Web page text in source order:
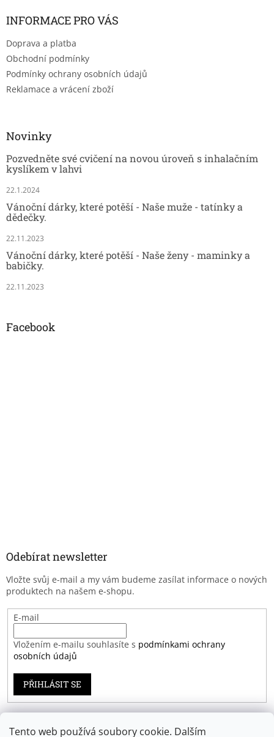
Tento web používá soubory cookie. Dalším
INFORMACE PRO VÁS
Doprava a platba
Obchodní podmínky
Podmínky ochrany osobních údajů
Reklamace a vrácení zboží
Novinky
Pozvedněte své cvičení na novou úroveň s inhalačním
kyslíkem v lahvi
22.1.2024
Vánoční dárky, které potěší - Naše muže - tatínky a
dědečky.
22.11.2023
Vánoční dárky, které potěší - Naše ženy - maminky a
babičky.
22.11.2023
Facebook
Odebírat newsletter
Vložte svůj e-mail a my vám budeme zasílat informace o nových
produktech na našem e-shopu.
E-mail
Vložením e-mailu souhlasíte s podmínkami ochrany
osobních údajů
PŘIHLÁSIT SE